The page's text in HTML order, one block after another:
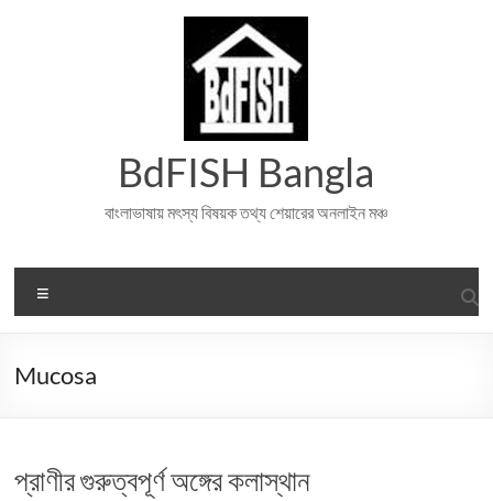
BdFISH Bangla
বাংলাভাষায় মৎস্য বিষয়ক তথ্য শেয়ারের অনলাইন মঞ্চ
Mucosa
প্রাণীর গুরুত্বপূর্ণ অঙ্গের কলাস্থান